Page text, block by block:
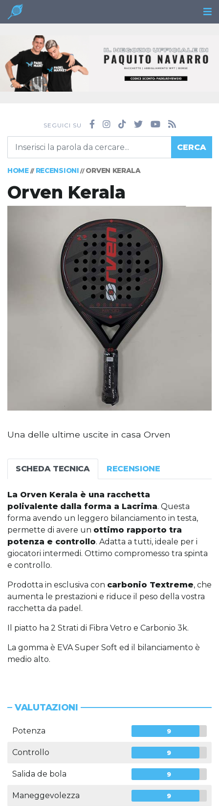
SEGUICI SU
CERCA
HOME// RECENSIONI // ORVEN KERALA
Orven Kerala
Una delle ultime uscite in casa Orven
SCHEDA TECNICA RECENSIONE
La Orven Kerala è una racchetta
polivalente dalla forma a Lacrima. Questa
forma avendo un leggero bilanciamento in testa,
permette di avere un ottimo rapporto tra
potenza e controllo. Adatta a tutti, ideale per i
giocatori intermedi. Ottimo compromesso tra spinta
e controllo.
Prodotta in esclusiva con carbonio Textreme, che
aumenta le prestazioni e riduce il peso della vostra
racchetta da padel.
Il piatto ha 2 Strati di Fibra Vetro e Carbonio 3k.
La gomma è EVA Super Soft ed il bilanciamento è
medio alto.
VALUTAZIONI
Potenza 9
Controllo 9
Salida de bola 9
Maneggevolezza 9